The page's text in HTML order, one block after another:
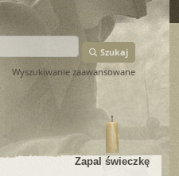
Szukaj
Wyszukiwanie zaawansowane
Zapal świeczkę